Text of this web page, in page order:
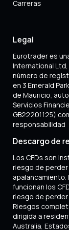
Carreras
Legal
Eurotrader es
International
número de
en 3 Emerald
de Mauricio,
Servicios
GB22201125)
responsabilidad
Descargo de
Los CFDs son
riesgo de
funcionan los
riesgo de perder
Riesgos
dirigida a
Australia,